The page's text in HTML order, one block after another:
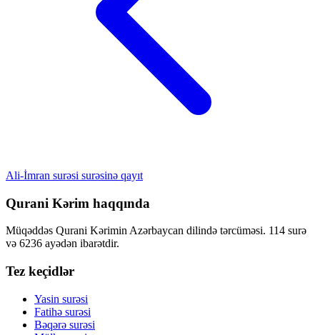
Ali-İmran surəsi surəsinə qayıt
Qurani Kərim haqqında
Müqəddəs Qurani Kərimin Azərbaycan dilində tərcüməsi. 114 surə
və 6236 ayədən ibarətdir.
Tez keçidlər
Yasin surəsi
Fatihə surəsi
Bəqərə surəsi